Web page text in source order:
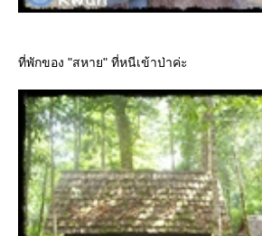
ที่พักของ "สหาย" ที่หนีเข้าป่าค่ะ